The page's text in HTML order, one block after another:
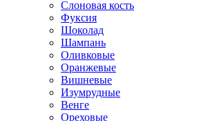
Слоновая кость
Фуксия
Шоколад
Шампань
Оливковые
Оранжевые
Вишневые
Изумрудные
Венге
Ореховые